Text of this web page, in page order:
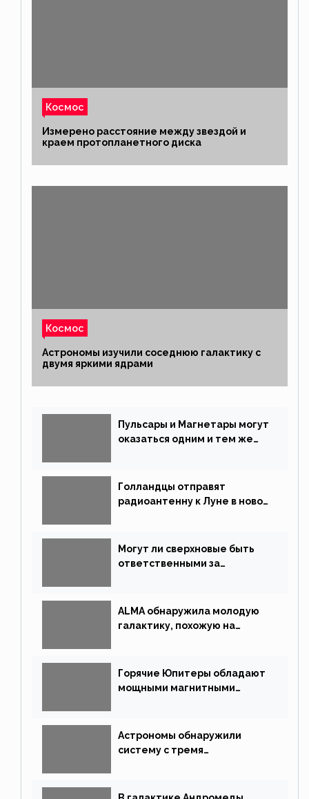
Космос
Измерено расстояние между звездой и
краем протопланетного диска
Космос
Астрономы изучили соседнюю галактику с
двумя яркими ядрами
Пульсары и Магнетары могут
оказаться одним и тем же
Голландцы отправят
радиоантенну к Луне в новой
Могут ли сверхновые быть
ответственными за
ALMA обнаружила молодую
галактику, похожую на
Горячие Юпитеры обладают
мощными магнитными
Астрономы обнаружили
систему с тремя